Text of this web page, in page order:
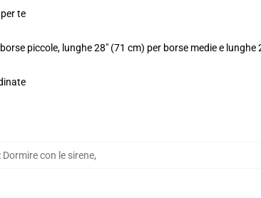
te
piccole, lunghe 28" (71 cm) per borse medie e lunghe
Dormire con le sirene,